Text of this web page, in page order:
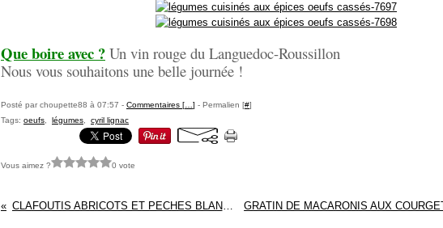
Que boire avec ? Un vin rouge du Languedoc-Roussillon
Nous vous souhaitons une belle journée !
Posté par choupette88 à 07:57 - Commentaires [ ] - Permalien [#]
Tags: oeufs légumes cyril lignac
Vous aimez ? 0 vote
CLAFOUTIS ABRICOTS ET PECHES BLANCHES